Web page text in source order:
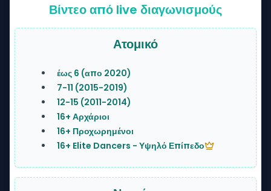
Βίντεο από live διαγωνισμούς
Ατομικό
έως 6 (απο 2020)
7-11 (2015-2019)
12-15 (2011-2014)
16+ Αρχάριοι
16+ Προχωρημένοι
16+ Elite Dancers - Υψηλό Επίπεδο